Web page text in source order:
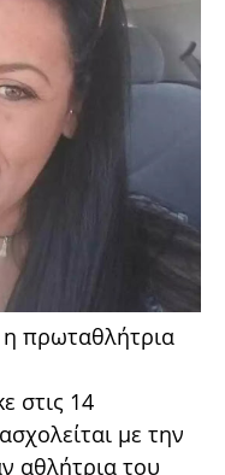
η πρωταθλήτρια
στις 14
με την
αθλήτρια του